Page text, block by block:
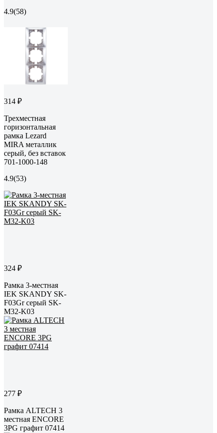
4.9(58)
314 ₽
Трехместная
горизонтальная
рамка Lezard
MIRA металлик
серый, без вставок
701-1000-148
4.9(53)
324 ₽
Рамка 3-местная
IEK SKANDY SK-
F03Gr серый SK-
M32-K03
277 ₽
Рамка ALTECH 3
местная ENCORE
3PG графит 07414